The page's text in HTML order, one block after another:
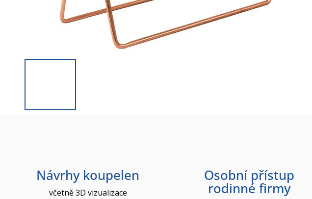
Návrhy koupelen
včetně 3D vizualizace
Osobní přístup
rodinné firmy